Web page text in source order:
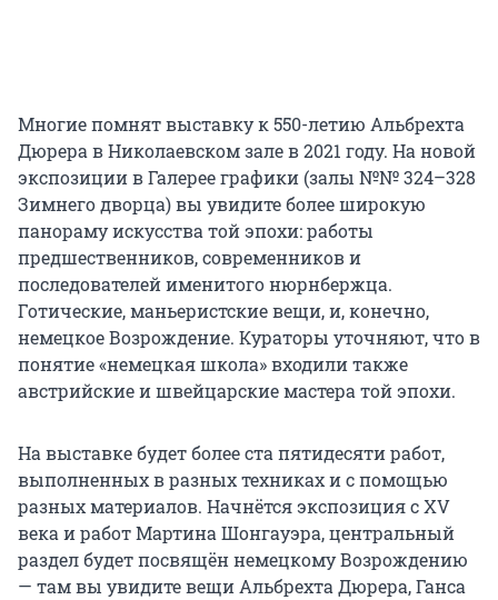
Многие помнят выставку к 550-летию Альбрехта
Дюрера в Николаевском зале в 2021 году. На новой
экспозиции в Галерее графики (залы №№ 324–328
Зимнего дворца) вы увидите более широкую
панораму искусства той эпохи: работы
предшественников, современников и
последователей именитого нюрнбержца.
Готические, маньеристские вещи, и, конечно,
немецкое Возрождение. Кураторы уточняют, что в
понятие «немецкая школа» входили также
австрийские и швейцарские мастера той эпохи.
На выставке будет более ста пятидесяти работ,
выполненных в разных техниках и с помощью
разных материалов. Начнётся экспозиция с XV
века и работ Мартина Шонгауэра, центральный
раздел будет посвящён немецкому Возрождению
— там вы увидите вещи Альбрехта Дюрера, Ганса